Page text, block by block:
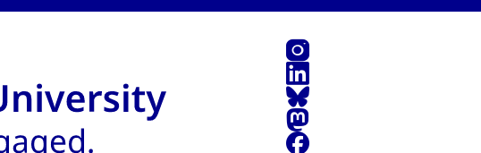
Instagram
LinkedIn
Bluesky
Mastodon
Facebook